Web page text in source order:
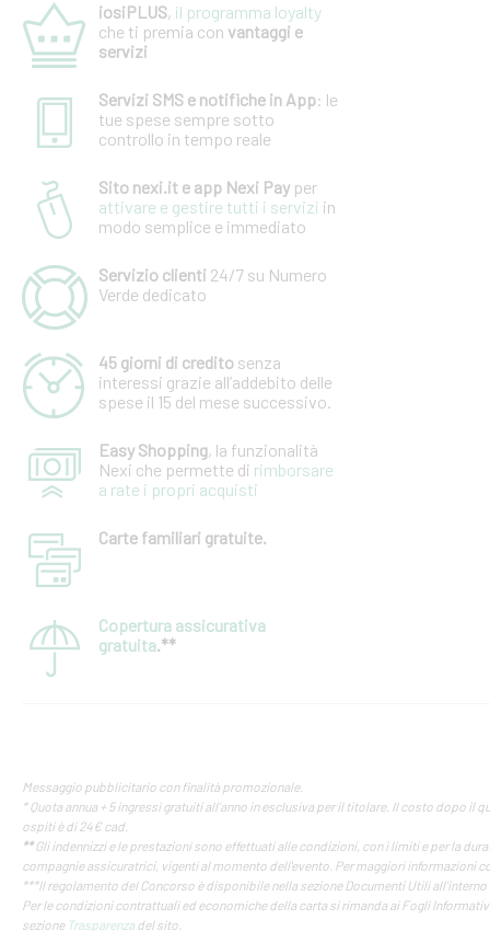
iosiPLUS, il programma loyalty
che ti premia con vantaggi e
servizi
Servizi SMS e notifiche in App: le
tue spese sempre sotto
controllo in tempo reale
Sito nexi.it e app Nexi Pay per
attivare e gestire tutti i servizi in
modo semplice e immediato
Servizio clienti 24/7 su Numero
Verde dedicato
45 giorni di credito senza
interessi grazie all’addebito delle
spese il 15 del mese successivo.
Easy Shopping, la funzionalità
Nexi che permette di rimborsare
a rate i propri acquisti
Carte familiari gratuite.
Copertura assicurativa
gratuita.**
Messaggio pubblicitario con finalità promozionale.
* Quota annua + 5 ingressi gratuiti all’anno in esclusiva per il titolare. Il costo dopo il
ospiti è di 24€ cad.
**Gli indennizzi e le prestazioni sono effettuati alle condizioni, con i limiti e per la
compagnie assicuratrici, vigenti al momento dell'evento. Per maggiori informazioni
***Il regolamento del Concorso è disponibile nella sezione Documenti Utili
Per le condizioni contrattuali ed economiche della carta si rimanda ai Fogli
sezione Trasparenza del sito.